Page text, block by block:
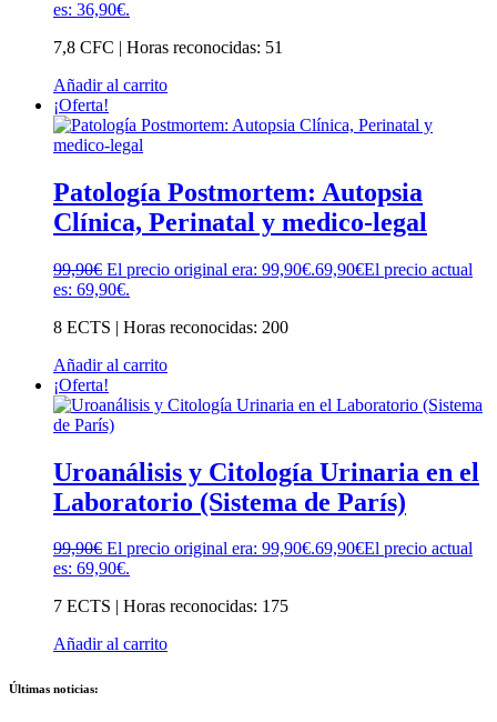
es: 36,90€.
7,8 CFC | Horas reconocidas: 51
Añadir al carrito
¡Oferta!
Patología Postmortem: Autopsia
Clínica, Perinatal y medico-legal
99,90€ El precio original era: 99,90€.69,90€El precio actual
es: 69,90€.
8 ECTS | Horas reconocidas: 200
Añadir al carrito
¡Oferta!
Uroanálisis y Citología Urinaria en el
Laboratorio (Sistema de París)
99,90€ El precio original era: 99,90€.69,90€El precio actual
es: 69,90€.
7 ECTS | Horas reconocidas: 175
Añadir al carrito
Últimas noticias: